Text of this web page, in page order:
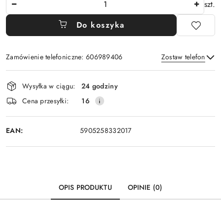
szt.
Do koszyka
Zamówienie telefoniczne: 606989406 Zostaw telefon
Wyślij
Dostępność
i
dostawa
Wysyłka w ciągu:
24 godziny
Cena przesyłki:
16
EAN: 5905258332017
OPIS PRODUKTU OPINIE (0)